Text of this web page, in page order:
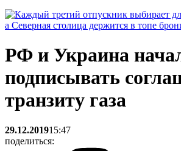
РФ и Украина
подписывать
транзиту газа
29.12.201915:47
поделиться: